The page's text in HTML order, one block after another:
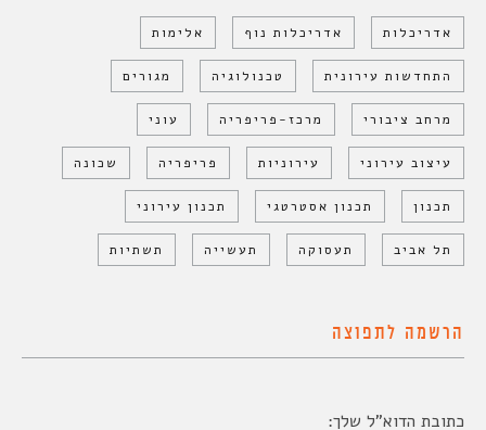
אדריכלות אדריכלות נוף אלימות
התחדשות עירונית טכנולוגיה מגורים
מרחב ציבורי מרכז-פריפריה עוני
עיצוב עירוני עירוניות פריפריה שכונה
תכנון תכנון אסטרטגי תכנון עירוני
תל אביב תעסוקה תעשייה תשתיות
הרשמה לתפוצה
כתובת הדוא"ל שלך: